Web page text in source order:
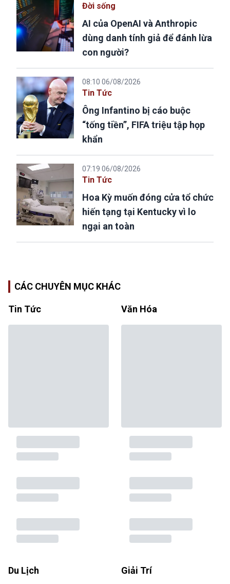
Đời sống
AI của OpenAI và Anthropic
dùng danh tính giả để đánh lừa
con người?
08:10 06/08/2026
Tin Tức
Ông Infantino bị cáo buộc
“tống tiền”, FIFA triệu tập họp
khẩn
07:19 06/08/2026
Tin Tức
Hoa Kỳ muốn đóng cửa tổ chức
hiến tạng tại Kentucky vì lo
ngại an toàn
CÁC CHUYÊN MỤC KHÁC
Tin Tức Văn Hóa
Du Lịch Giải Trí